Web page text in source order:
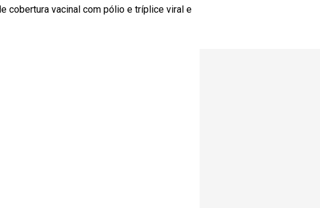
cobertura vacinal com pólio e tríplice viral e